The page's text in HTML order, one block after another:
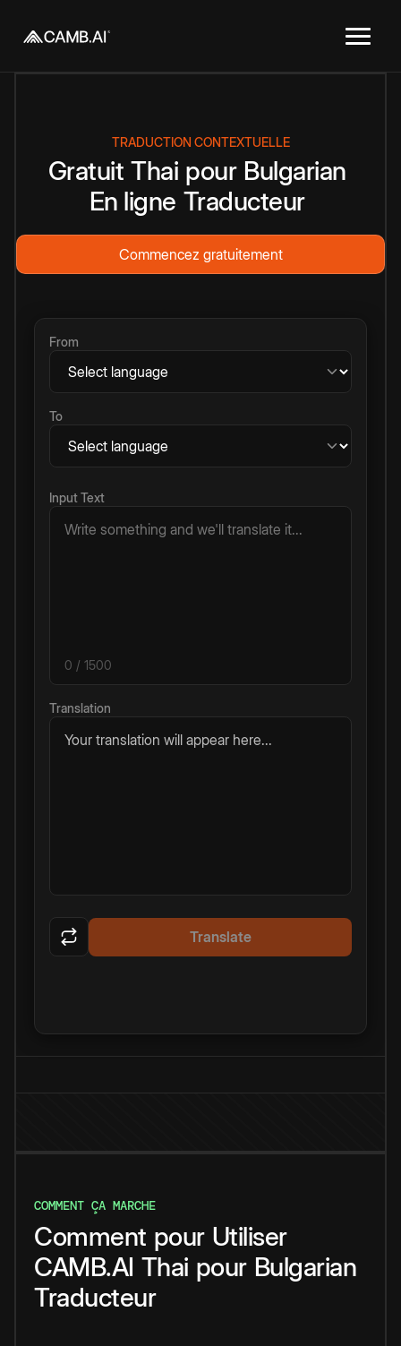
TRADUCTION CONTEXTUELLE
Gratuit Thai pour Bulgarian
En ligne Traducteur
Commencez gratuitement
From
To
Input Text
0 / 1500
Translation
Your translation will appear here...
Translate
COMMENT ÇA MARCHE
Comment pour Utiliser
CAMB.AI Thai pour Bulgarian
Traducteur